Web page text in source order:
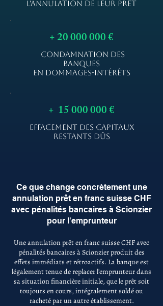
L'ANNULATION DE LEUR PRÊT
+20 000 000€
CONDAMNATION DES
BANQUES
EN DOMMAGES-INTÉRÊTS
+ 15 000 000€
EFFACEMENT DES CAPITAUX
RESTANTS DÛS
Ce que change concrètement une
annulation prêt en franc suisse CHF
avec pénalités bancaires à Scionzier
pour l'emprunteur
Une annulation prêt en franc suisse CHF avec
pénalités bancaires à Scionzier produit des
effets immédiats et rétroactifs. La banque est
légalement tenue de replacer l'emprunteur dans
sa situation financière initiale, que le prêt soit
toujours en cours, intégralement soldé ou
racheté par un autre établissement.